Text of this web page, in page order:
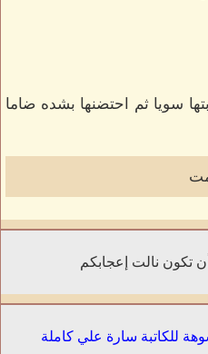
سويا ثم احتضنها بشده ضاما
أن تكون نالت إعجابكم
للكاتبة سارة علي كاملة